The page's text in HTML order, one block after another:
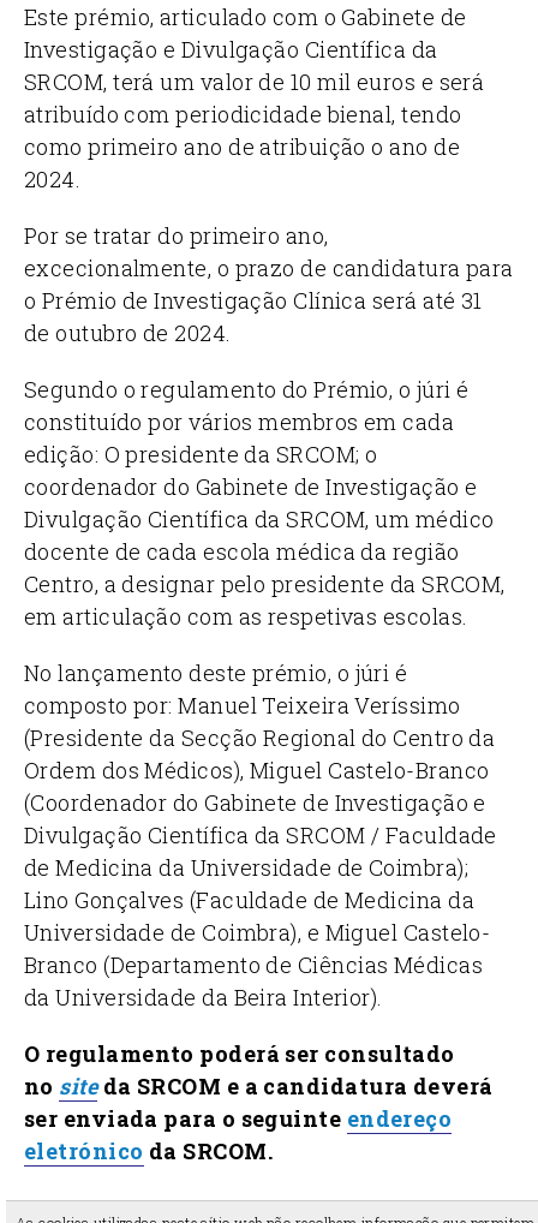
Este prémio, articulado com o Gabinete de
Investigação e Divulgação Científica da
SRCOM, terá um valor de 10 mil euros e será
atribuído com periodicidade bienal, tendo
como primeiro ano de atribuição o ano de
2024.
Por se tratar do primeiro ano,
excecionalmente, o prazo de candidatura para
o Prémio de Investigação Clínica será até 31
de outubro de 2024.
Segundo o regulamento do Prémio, o júri é
constituído por vários membros em cada
edição: O presidente da SRCOM; o
coordenador do Gabinete de Investigação e
Divulgação Científica da SRCOM, um médico
docente de cada escola médica da região
Centro, a designar pelo presidente da SRCOM,
em articulação com as respetivas escolas.
No lançamento deste prémio, o júri é
composto por: Manuel Teixeira Veríssimo
(Presidente da Secção Regional do Centro da
Ordem dos Médicos), Miguel Castelo-Branco
(Coordenador do Gabinete de Investigação e
Divulgação Científica da SRCOM / Faculdade
de Medicina da Universidade de Coimbra);
Lino Gonçalves (Faculdade de Medicina da
Universidade de Coimbra), e Miguel Castelo-
Branco (Departamento de Ciências Médicas
da Universidade da Beira Interior).
O regulamento poderá ser consultado
no siteda SRCOM e a candidatura deverá
ser enviada para o seguinte endereço
eletrónico da SRCOM.